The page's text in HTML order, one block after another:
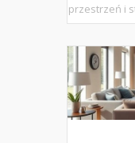
przestrzeń i